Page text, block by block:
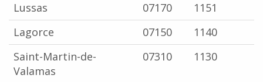
Lussas
07170
1151
Lagorce
07150
1140
Saint-Martin-de-
Valamas
07310 1130